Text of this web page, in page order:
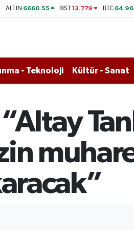
ALTIN 6660.55 BİST13.779 BTC
- Teknoloji Kültür - Sanat